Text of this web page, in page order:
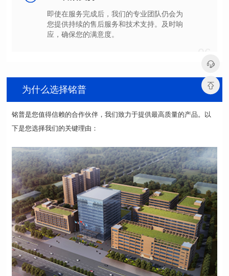
应，确保您的满意度。
为什么选择铭普
下是您选择我们的关键理由：